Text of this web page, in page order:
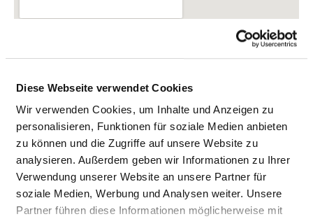
Diese Webseite verwendet Cookies
Wir verwenden Cookies, um Inhalte und Anzeigen zu
personalisieren, Funktionen für soziale Medien anbieten
zu können und die Zugriffe auf unsere Website zu
analysieren. Außerdem geben wir Informationen zu Ihrer
Verwendung unserer Website an unsere Partner für
soziale Medien, Werbung und Analysen weiter. Unsere
Partner führen diese Informationen möglicherweise mit